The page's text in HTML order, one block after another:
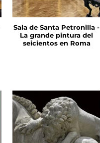
Sala de Santa Petronilla -
La grande pintura del
seicientos en Roma